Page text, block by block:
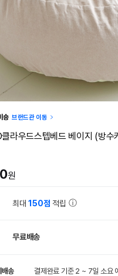
숑 브랜드관 이동
라우드스텝베드 베이지 (방수
원
최대150점 적립
무료배송
송 결제완료 기준 2 ~ 7일 소요